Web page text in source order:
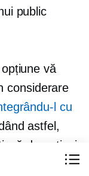
public
vă
considerare
l cu
astfel,
de opțiuni
include